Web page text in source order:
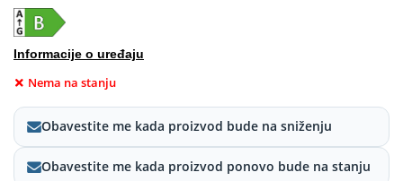
Informacije o uređaju
Nema na stanju
Obavestite me kada proizvod bude na sniženju
Obavestite me kada proizvod ponovo bude na stanju